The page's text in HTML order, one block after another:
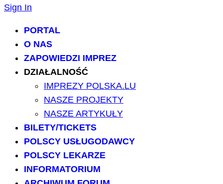
Sign In
PORTAL
O NAS
ZAPOWIEDZI IMPREZ
DZIAŁALNOŚĆ
IMPREZY POLSKA.LU
NASZE PROJEKTY
NASZE ARTYKUŁY
BILETY/TICKETS
POLSCY USŁUGODAWCY
POLSCY LEKARZE
INFORMATORIUM